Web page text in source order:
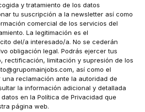
y tratamiento de los datos
tu suscripción a la newsletter así como
comercial de los servicios del
La legitimación es el
del/a interesado/a. No se cederán
obligación legal. Podrás ejercer tus
rectificación, limitación y supresión de los
, así como el
reclamación ante la autoridad de
la información adicional y detallada
en la Política de Privacidad que
página web.